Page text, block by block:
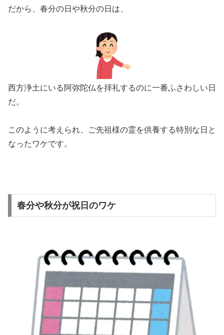
だから、春分の日や秋分の日は、
西方浄土にいる阿弥陀仏を拝礼するのに一番ふさわしい日
だ。
このように考えられ、ご先祖様の霊を供養する特別な日と
なったワケです。
春分や秋分が祝日のワケ